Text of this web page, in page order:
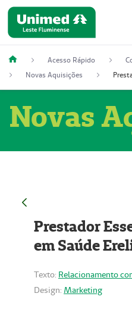
Acesso Rápido
Novas Aquisições
Novas
Prestador
em Saúde
Texto: Relacionamento
Design: Marketing